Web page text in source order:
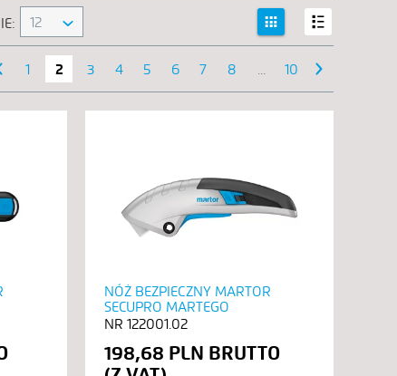
12
1 2 3 4 5 6 7 8 ... 10
NASTĘPNE ›
NÓŻ BEZPIECZNY MARTOR
SECUPRO MARTEGO
122001.02
198,68 PLN